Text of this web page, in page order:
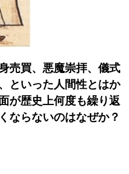
売買、悪魔崇拝、儀式
といった人間性とはか
が歴史上何度も繰り返
ならないのはなぜか？